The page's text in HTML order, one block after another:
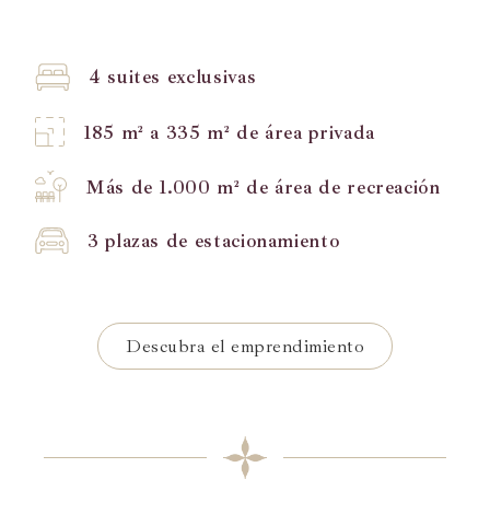
4 suites exclusivas
185 m² a 335 m² de área privada
Más de 1.000 m² de área de recreación
3 plazas de estacionamiento
Descubra el emprendimiento